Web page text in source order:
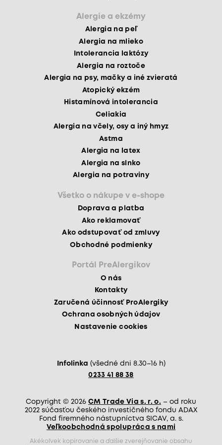
Alergie a ekzémy
Alergia na peľ
Alergia na mlieko
Intolerancia laktózy
Alergia na roztoče
Alergia na psy, mačky a iné zvieratá
Atopický ekzém
Histamínová intolerancia
Celiakia
Alergia na včely, osy a iný hmyz
Astma
Alergia na latex
Alergia na slnko
Alergia na potraviny
Všetko o nákupe v e-shope
Doprava a platba
Ako reklamovať
Ako odstupovať od zmluvy
Obchodné podmienky
Portál PreAlergikov
O nás
Kontakty
Zaručená účinnosť ProAlergiky
Ochrana osobných údajov
Nastavenie cookies
Infolinka (všedné dni 8.30–16 h)
0233 41 88 38
Copyright © 2026 CM Trade Via s. r. o. – od roku
2022 súčasťou českého investičného fondu ADAX
Fond firemného nástupníctva SICAV, a. s.
Veľkoobchodná spolupráca s nami
Akékoľvek kopírovanie a ďalšie zverejňovanie obsahu